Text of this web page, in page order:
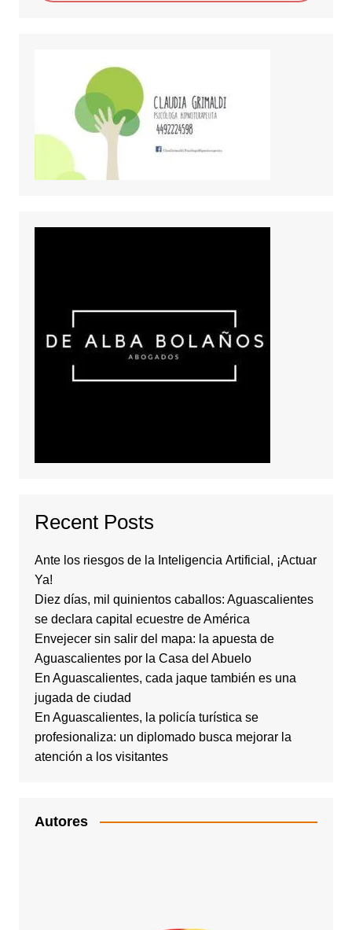
Recent Posts
Ante los riesgos de la Inteligencia Artificial, ¡Actuar
Ya!
Diez días, mil quinientos caballos: Aguascalientes
se declara capital ecuestre de América
Envejecer sin salir del mapa: la apuesta de
Aguascalientes por la Casa del Abuelo
En Aguascalientes, cada jaque también es una
jugada de ciudad
En Aguascalientes, la policía turística se
profesionaliza: un diplomado busca mejorar la
atención a los visitantes
Autores